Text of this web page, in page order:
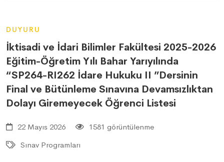
DUYURU
İktisadi ve İdari Bilimler Fakültesi 2025-2026
Eğitim-Öğretim Yılı Bahar Yarıyılında
“SP264-RI262 İdare Hukuku II ”Dersinin
Final ve Bütünleme Sınavına Devamsızlıktan
Dolayı Giremeyecek Öğrenci Listesi
22 Mayıs 2026
1581 görüntülenme
Sınav Programları